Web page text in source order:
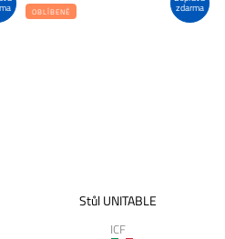
zdarma
OBLÍBENÉ
Stůl UNITABLE
ICF